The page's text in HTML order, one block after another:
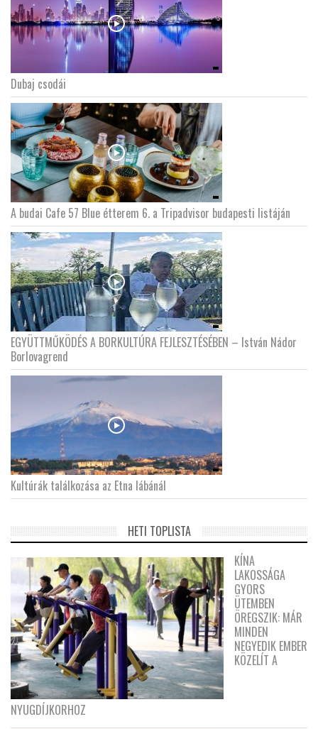
Dubaj csodái
A budai Cafe 57 Blue étterem 6. a Tripadvisor budapesti listáján
EGYÜTTMŰKÖDÉS A BORKULTÚRA FEJLESZTÉSÉBEN – István Nádor
Borlovagrend
Kultúrák találkozása az Etna lábánál
HETI TOPLISTA
KÍNA
LAKOSSÁGA
GYORS
ÜTEMBEN
ÖREGSZIK: MÁR
MINDEN
NEGYEDIK EMBER
KÖZELÍT A
NYUGDÍJKORHOZ